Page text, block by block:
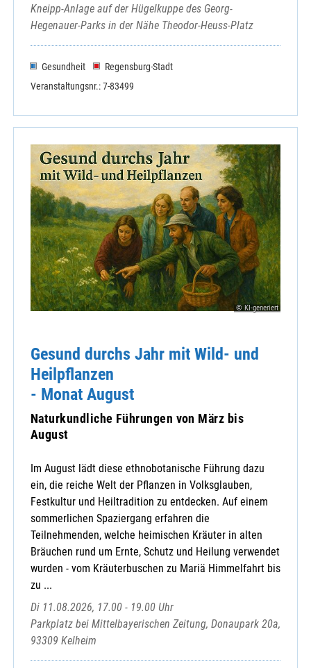
Kneipp-Anlage auf der Hügelkuppe des Georg-
Hegenauer-Parks in der Nähe Theodor-Heuss-Platz
Gesundheit
Regensburg-Stadt
Veranstaltungsnr.: 7-83499
© KI-generiert
Gesund durchs Jahr mit Wild- und
Heilpflanzen
- Monat August
Naturkundliche Führungen von März bis
August
Im August lädt diese ethnobotanische Führung dazu
ein, die reiche Welt der Pflanzen in Volksglauben,
Festkultur und Heiltradition zu entdecken. Auf einem
sommerlichen Spaziergang erfahren die
Teilnehmenden, welche heimischen Kräuter in alten
Bräuchen rund um Ernte, Schutz und Heilung verwendet
wurden - vom Kräuterbuschen zu Mariä Himmelfahrt bis
zu ...
Di 11.08.2026, 17.00 - 19.00 Uhr
Parkplatz bei Mittelbayerischen Zeitung, Donaupark 20a,
93309 Kelheim